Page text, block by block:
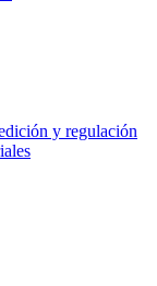
y regulación